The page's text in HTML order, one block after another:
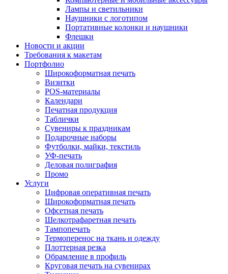
Лампы и светильники
Наушники с логотипом
Портативные колонки и наушники
Флешки
Новости и акции
Требования к макетам
Портфолио
Широкоформатная печать
Визитки
POS-материалы
Календари
Печатная продукция
Таблички
Сувениры к праздникам
Подарочные наборы
Футболки, майки, текстиль
УФ-печать
Деловая полиграфия
Промо
Услуги
Цифровая оперативная печать
Широкоформатная печать
Офсетная печать
Шелкотрафаретная печать
Тампопечать
Термоперенос на ткань и одежду
Плоттерная резка
Обрамление в профиль
Круговая печать на сувенирах